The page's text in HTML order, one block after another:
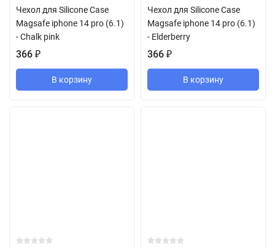
Чехол для Silicone Case
Magsafe iphone 14 pro (6.1)
- Chalk pink
366 ₽
В корзину
Чехол для Silicone Case
Magsafe iphone 14 pro (6.1)
- Elderberry
366 ₽
В корзину